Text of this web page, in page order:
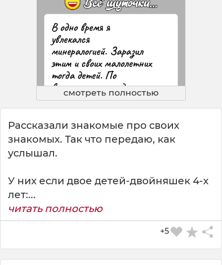
смотреть полностью
Рассказали знакомые про своих
знакомых. Так что передаю, как
услышал.
У них если двое детей-двойняшек 4-х
лет:...
читать полностью
+5